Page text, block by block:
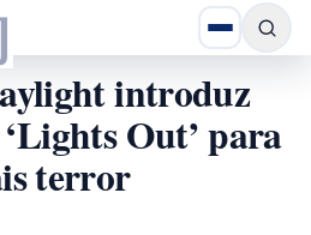
introduz
Out’ para
terror